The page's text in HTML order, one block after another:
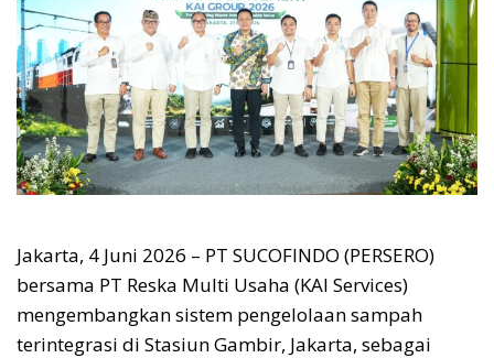
Jakarta, 4 Juni 2026 – PT SUCOFINDO (PERSERO)
bersama PT Reska Multi Usaha (KAI Services)
mengembangkan sistem pengelolaan sampah
terintegrasi di Stasiun Gambir, Jakarta, sebagai